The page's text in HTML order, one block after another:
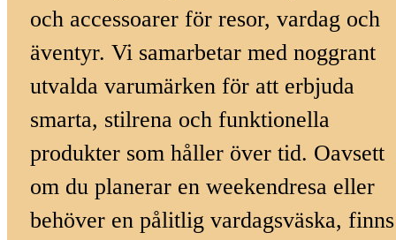
och accessoarer för resor, vardag och
äventyr. Vi samarbetar med noggrant
utvalda varumärken för att erbjuda
smarta, stilrena och funktionella
produkter som håller över tid. Oavsett
om du planerar en weekendresa eller
behöver en pålitlig vardagsväska, finns